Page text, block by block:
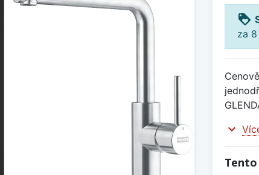
loyalty
za
expand_more